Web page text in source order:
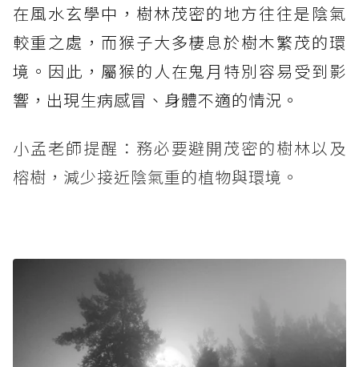
在風水玄學中，樹林茂密的地方往往是陰氣
較重之處，而猴子大多棲息於樹木繁茂的環
境。因此，屬猴的人在鬼月特別容易受到影
響，出現生病感冒、身體不適的情況。
小孟老師提醒：務必要避開茂密的樹林以及
榕樹，減少接近陰氣重的植物與環境。